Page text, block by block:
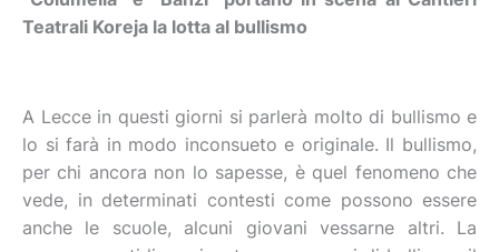
Teatrali Koreja la lotta al bullismo
A Lecce in questi giorni si parlerà molto di bullismo e
lo si farà in modo inconsueto e originale. Il bullismo,
per chi ancora non lo sapesse, è quel fenomeno che
vede, in determinati contesti come possono essere
anche le scuole, alcuni giovani vessarne altri. La